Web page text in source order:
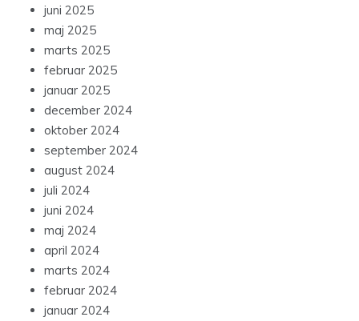
juni 2025
maj 2025
marts 2025
februar 2025
januar 2025
december 2024
oktober 2024
september 2024
august 2024
juli 2024
juni 2024
maj 2024
april 2024
marts 2024
februar 2024
januar 2024